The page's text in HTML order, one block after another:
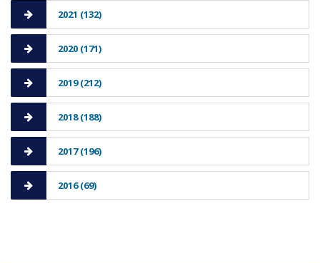
2021 (132)
2020 (171)
2019 (212)
2018 (188)
2017 (196)
2016 (69)